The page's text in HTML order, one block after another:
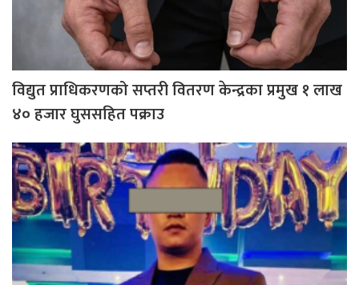
विद्युत प्राधिकरणको सप्तरी वितरण केन्द्रका प्रमुख १ लाख
४० हजार घुससहित पक्राउ